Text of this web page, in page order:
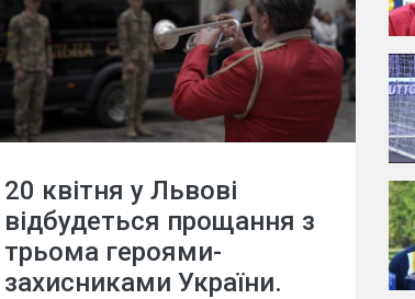
20 квітня у Львові
відбудеться прощання з
трьома героями-
захисниками України.